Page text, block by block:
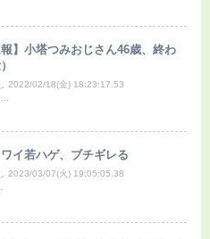
報】小塔つみおじさん46歳、終わ
2022/02/18(金) 18:23:17.53
ワイ若ハゲ、ブチギレる
2023/03/07(火) 19:05:05.38